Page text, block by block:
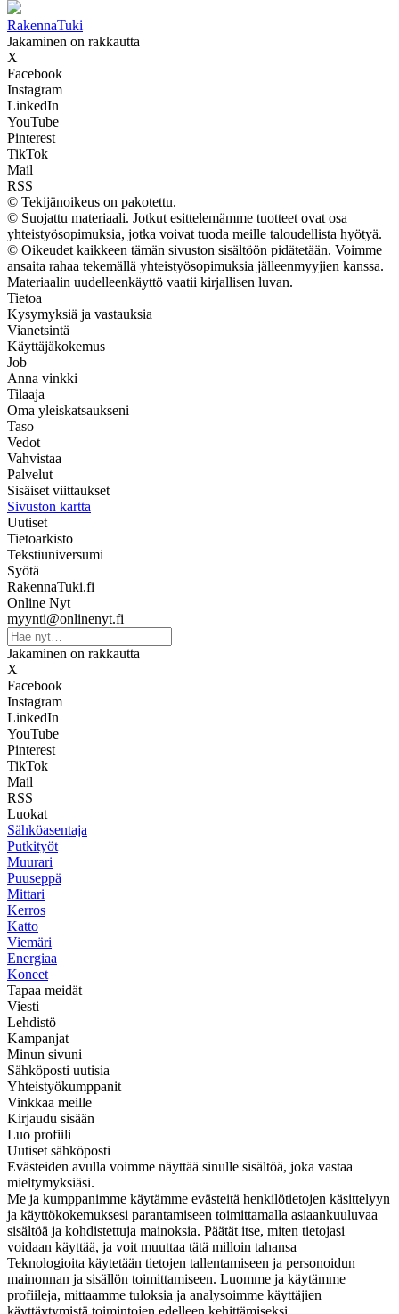
RakennaTuki
Jakaminen on rakkautta
X
Facebook
Instagram
LinkedIn
YouTube
Pinterest
TikTok
Mail
RSS
© Tekijänoikeus on pakotettu.
© Suojattu materiaali. Jotkut esittelemämme tuotteet ovat osa
yhteistyösopimuksia, jotka voivat tuoda meille taloudellista hyötyä.
© Oikeudet kaikkeen tämän sivuston sisältöön pidätetään. Voimme
ansaita rahaa tekemällä yhteistyösopimuksia jälleenmyyjien kanssa.
Materiaalin uudelleenkäyttö vaatii kirjallisen luvan.
Tietoa
Kysymyksiä ja vastauksia
Vianetsintä
Käyttäjäkokemus
Job
Anna vinkki
Tilaaja
Oma yleiskatsaukseni
Taso
Vedot
Vahvistaa
Palvelut
Sisäiset viittaukset
Sivuston kartta
Uutiset
Tietoarkisto
Tekstiuniversumi
Syötä
RakennaTuki.fi
Online Nyt
myynti@onlinenyt.fi
Jakaminen on rakkautta
X
Facebook
Instagram
LinkedIn
YouTube
Pinterest
TikTok
Mail
RSS
Luokat
Sähköasentaja
Putkityöt
Muurari
Puuseppä
Mittari
Kerros
Katto
Viemäri
Energiaa
Koneet
Tapaa meidät
Viesti
Lehdistö
Kampanjat
Minun sivuni
Sähköposti uutisia
Yhteistyökumppanit
Vinkkaa meille
Kirjaudu sisään
Luo profiili
Uutiset sähköposti
Evästeiden avulla voimme näyttää sinulle sisältöä, joka vastaa
mieltymyksiäsi.
Me ja kumppanimme käytämme evästeitä henkilötietojen käsittelyyn
ja käyttökokemuksesi parantamiseen toimittamalla asiaankuuluvaa
sisältöä ja kohdistettuja mainoksia. Päätät itse, miten tietojasi
voidaan käyttää, ja voit muuttaa tätä milloin tahansa
Teknologioita käytetään tietojen tallentamiseen ja personoidun
mainonnan ja sisällön toimittamiseen. Luomme ja käytämme
profiileja, mittaamme tuloksia ja analysoimme käyttäjien
käyttäytymistä toimintojen edelleen kehittämiseksi